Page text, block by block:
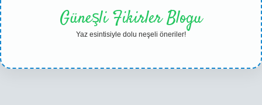
Güneşli Fikirler Blogu
Yaz esintisiyle dolu neşeli öneriler!